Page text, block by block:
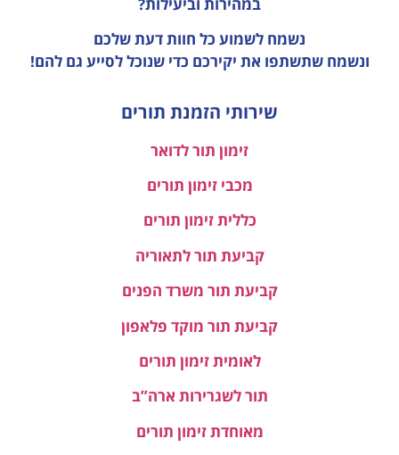
נשמח לשמוע כל חוות דעתשלכם
ונשמח שתשתפו את יקירכם כדי שנוכל לסייע גם להם!
שירותי הזמנת תורים
זימון תור לדואר
מכבי זימון תורים
כללית זימון תורים
קביעת תור לתאוריה
קביעת תור משרד הפנים
קביעת תור מוקד פלאפון
לאומית זימון תורים
תור לשגרירות ארה”ב
מאוחדת זימון תורים